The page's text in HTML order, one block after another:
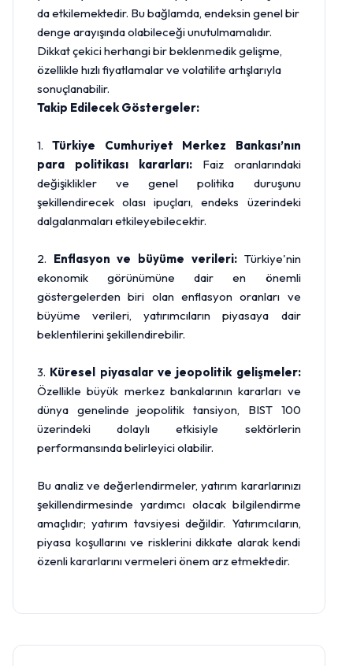
da etkilemektedir. Bu bağlamda, endeksin genel bir
denge arayışında olabileceği unutulmamalıdır.
Dikkat çekici herhangi bir beklenmedik gelişme,
özellikle hızlı fiyatlamalar ve volatilite artışlarıyla
sonuçlanabilir.
Takip Edilecek Göstergeler:
1.Türkiye Cumhuriyet Merkez Bankası’nın
para politikası kararları:Faiz oranlarındaki
değişiklikler ve genel politika duruşunu
şekillendirecek olası ipuçları, endeks üzerindeki
dalgalanmaları etkileyebilecektir.
2. Enflasyon ve büyüme verileri:Türkiye'nin
ekonomik görünümüne dair en önemli
göstergelerden biri olan enflasyon oranları ve
büyüme verileri, yatırımcıların piyasaya dair
beklentilerini şekillendirebilir.
3. Küresel piyasalar ve jeopolitik gelişmeler:
Özellikle büyük merkez bankalarının kararları ve
dünya genelinde jeopolitik tansiyon, BIST 100
üzerindeki dolaylı etkisiyle sektörlerin
performansında belirleyici olabilir.
Bu analiz ve değerlendirmeler, yatırım kararlarınızı
şekillendirmesinde yardımcı olacak bilgilendirme
amaçlıdır; yatırım tavsiyesi değildir. Yatırımcıların,
piyasa koşullarını ve risklerini dikkate alarak kendi
özenli kararlarını vermeleri önem arz etmektedir.